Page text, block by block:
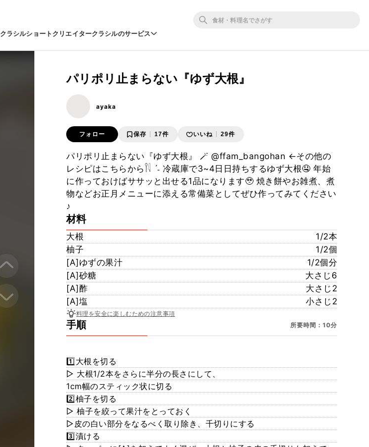
クラシルショートクリエイタークラシルのサービス
パリポリ止まらない『ゆず大根』
ayaka
フォロー 保存 17件 いいね 29件
パリポリ止まらない『ゆず大根』 🪄︎︎ @ffam_bangohan ←その他の
レシピはこちらから𓌉𓇋 ˊ˗ 冷蔵庫で3~4日日持ちするゆず大根🤤 年始
に作っておけばササッと出せる1品になります🥹 焼き餅やお雑煮、煮
物などお正月メニューに添える常備菜としてぜひ作ってみてください
♪
材料
大根
1/2本
柚子
1/2個
[A]ゆずの果汁
1/2個分
[A]砂糖
大さじ6
[A]酢
大さじ2
[A]塩
小さじ2
料理を安全に楽しむための注意事項
手順 所要時間：10分
1️⃣大根を切る
▷ 大根1/2本をさらに半分の長さにして、
1cm幅のスティック状に切る
2️⃣柚子を切る
▷ 柚子を絞って果汁をとっておく
▷皮の白い部分をなるべく取り除き、千切りにする
3️⃣漬ける